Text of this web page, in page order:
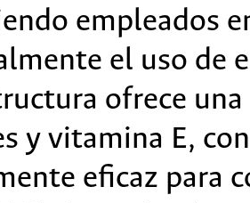
empleados
el uso de
ofrece
y vitamina E,
eficaz para